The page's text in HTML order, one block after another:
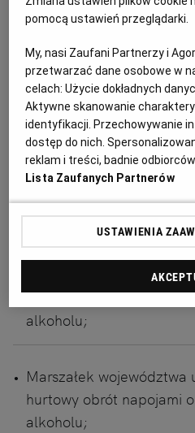
Spółdzielnia Mieszkaniowa
Tarnowskich Górach
wykonanie sprawdzenia
gazowych w zasobach
Mieszkaniowej CHEMIK
Ogłoszenie premium 11 dni do
20.08.2026
TARNOWSKIE
Przetargi, Przetargi na
Minister właściwy do
zezwolenia na hurtowy
alkoholowymi
alkoholu;
Marszałek
hurtowy obrót napojami
alkoholu;
pomocą ustawień przeglądarki.
My, nasi Zaufani Partnerzy i
przetwarzać dane osobowe w
celach:Użycie dokładnych
Aktywne skanowanie
identyfikacji. Przechowywanie
dostęp do nich.
reklam i treści, badnie
Lista Zaufanych Partnerów
USTAWIENIA